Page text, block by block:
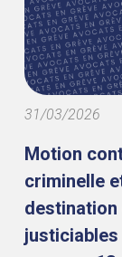
31/03/2026
Motion
criminelle
justiciables